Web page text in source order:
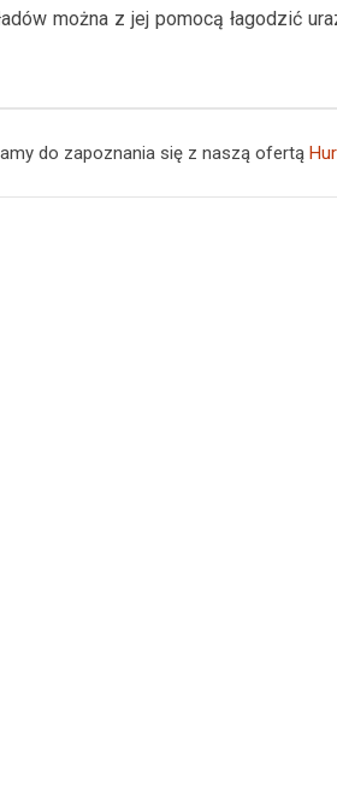
można z jej pomocą łagodzić
do zapoznania się z naszą ofertą